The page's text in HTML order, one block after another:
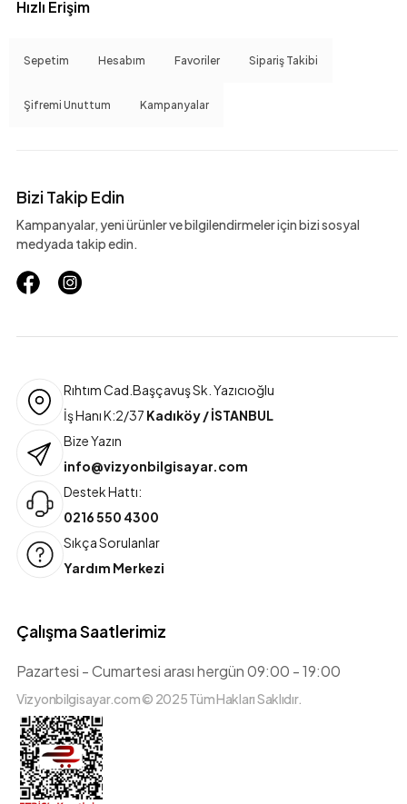
Hızlı Erişim
Sepetim Hesabım Favoriler Sipariş Takibi
Şifremi Unuttum Kampanyalar
Bizi Takip Edin
Kampanyalar, yeni ürünler ve bilgilendirmeler için bizi sosyal
medyada takip edin.
Rıhtım Cad.Başçavuş Sk. Yazıcıoğlu
İş Hanı K:2/37 Kadıköy / İSTANBUL
Bize Yazın
info@vizyonbilgisayar.com
Destek Hattı:
0216 550 4300
Sıkça Sorulanlar
Yardım Merkezi
Çalışma Saatlerimiz
Pazartesi - Cumartesi arası hergün 09:00 - 19:00
Vizyonbilgisayar.com © 2025 Tüm Hakları Saklıdır.